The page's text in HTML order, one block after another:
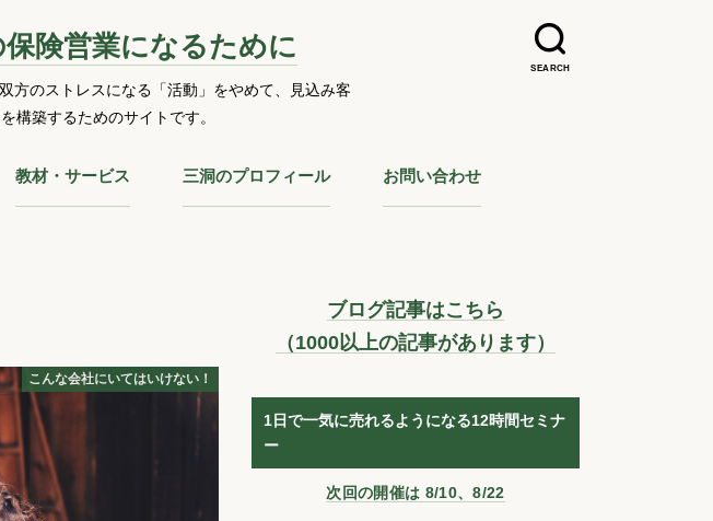
SEARCH
険営業になるために
方のストレスになる「活動」をやめて、見込み客
構築するためのサイトです。
教材・サービス 三洞のプロフィール お問い合わせ
こんな会社にいてはいけない！
ブログ記事はこちら
（1000以上の記事があります）
1日で一気に売れるようになる12時間セミナ
ー
次回の開催は 8/10、8/22